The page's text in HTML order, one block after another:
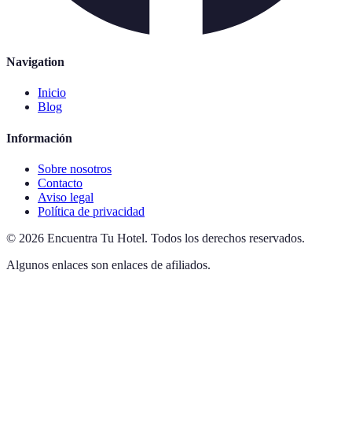
Navigation
Inicio
Blog
Información
Sobre nosotros
Contacto
Aviso legal
Política de privacidad
© 2026 Encuentra Tu Hotel. Todos los derechos reservados.
Algunos enlaces son enlaces de afiliados.